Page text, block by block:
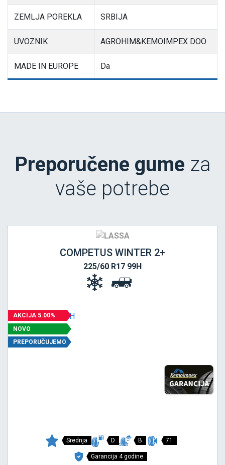
ZEMLJA POREKLA SRBIJA
UVOZNIK AGROHIM&KEMOIMPEX DOO
MADE IN EUROPE Da
Preporučene gume za
vaše potrebe
COMPETUS WINTER 2+
225/60 R17 99H
AKCIJA 5.00%
NOVO
PREPORUČUJEMO
Srednja D B 71
Garancija 4 godine